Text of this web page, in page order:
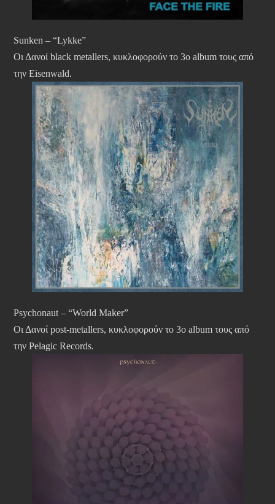
Sunken – “Lykke”
Οι Δανοί black metallers, κυκλοφορούν το 3ο album τους από
την Eisenwald.
Psychonaut – “World Maker”
Οι Δανοί post-metallers, κυκλοφορούν το 3ο album τους από
την Pelagic Records.